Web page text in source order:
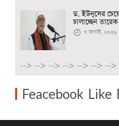
ড. ইউনূসের
চালাচ্ছেন
৭ অগাস্ট, ২০২৬
--> --> --> --> --> --> -->
Feacebook Like